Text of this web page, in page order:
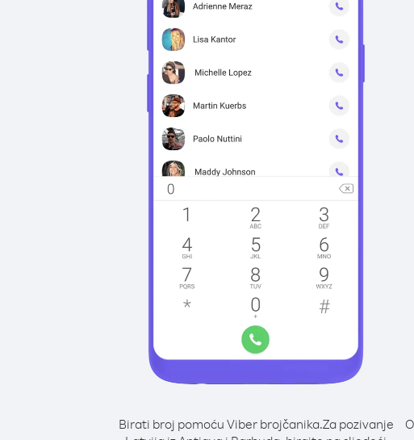
Birati broj pomoću Viber brojčanika.Za pozivanje